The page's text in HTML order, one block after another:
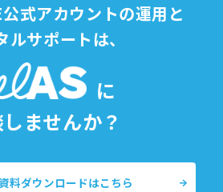
カウントの運用と
ルサポートは、
に
ませんか？
料ダウンロードはこちら